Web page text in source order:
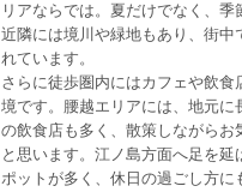
リアならでは。夏だけでなく、季
近隣には境川や緑地もあり、街
れています。
さらに徒歩圏内にはカフェや飲
境です。腰越エリアには、地元
の飲食店も多く、散策しながら
と思います。江ノ島方面へ足を
ポットが多く、休日の過ごし方に